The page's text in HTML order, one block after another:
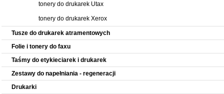
tonery do drukarek Utax
tonery do drukarek Xerox
Tusze do drukarek atramentowych
Folie i tonery do faxu
Taśmy do etykieciarek i drukarek
Zestawy do napełniania - regeneracji
Drukarki